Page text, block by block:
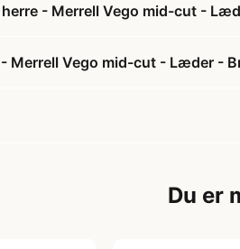
- Merrell Vego mid-cut -
Merrell Vego mid-cut - Læder -
Du er